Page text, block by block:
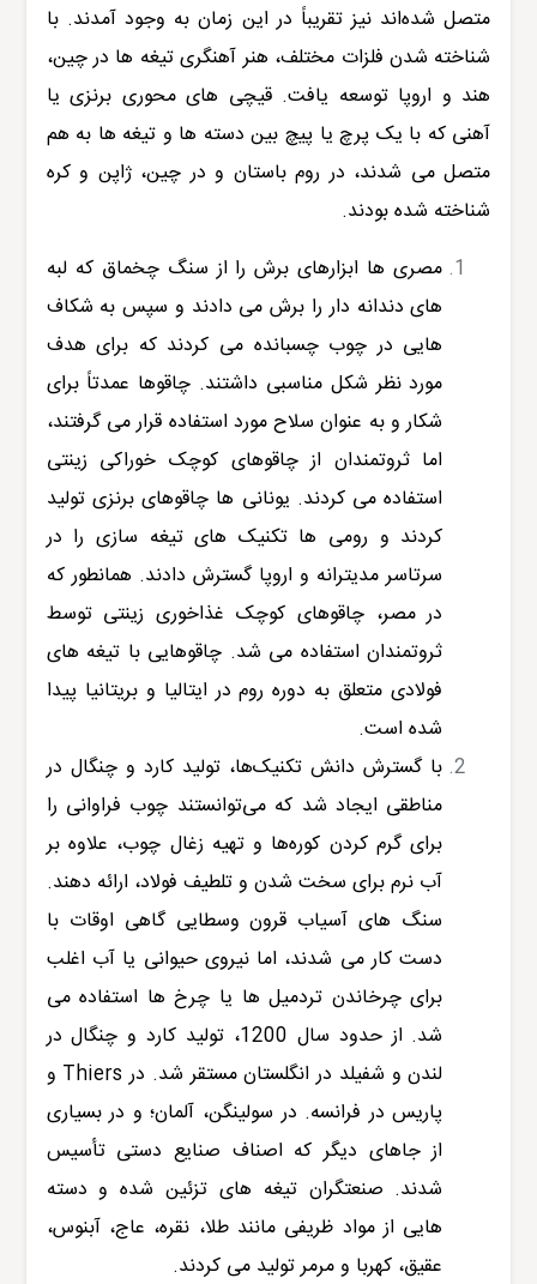
متصل شده‌اند نیز تقریباً در این زمان به وجود آمدند. با
شناخته شدن فلزات مختلف، هنر آهنگری تیغه ها در چین،
هند و اروپا توسعه یافت. قیچی های محوری برنزی یا
آهنی که با یک پرچ یا پیچ بین دسته ها و تیغه ها به هم
متصل می شدند، در روم باستان و در چین، ژاپن و کره
شناخته شده بودند.
مصری ها ابزارهای برش را از سنگ چخماق که لبه
های دندانه دار را برش می دادند و سپس به شکاف
هایی در چوب چسبانده می کردند که برای هدف
مورد نظر شکل مناسبی داشتند. چاقوها عمدتاً برای
شکار و به عنوان سلاح مورد استفاده قرار می گرفتند،
اما ثروتمندان از چاقوهای کوچک خوراکی زینتی
استفاده می کردند. یونانی ها چاقوهای برنزی تولید
کردند و رومی ها تکنیک های تیغه سازی را در
سرتاسر مدیترانه و اروپا گسترش دادند. همانطور که
در مصر، چاقوهای کوچک غذاخوری زینتی توسط
ثروتمندان استفاده می شد. چاقوهایی با تیغه های
فولادی متعلق به دوره روم در ایتالیا و بریتانیا پیدا
شده است.
با گسترش دانش تکنیک‌ها، تولید کارد و چنگال در
مناطقی ایجاد شد که می‌توانستند چوب فراوانی را
برای گرم کردن کوره‌ها و تهیه زغال چوب، علاوه بر
آب نرم برای سخت شدن و تلطیف فولاد، ارائه دهند.
سنگ های آسیاب قرون وسطایی گاهی اوقات با
دست کار می شدند، اما نیروی حیوانی یا آب اغلب
برای چرخاندن تردمیل ها یا چرخ ها استفاده می
شد. از حدود سال 1200، تولید کارد و چنگال در
لندن و شفیلد در انگلستان مستقر شد. در Thiers و
پاریس در فرانسه. در سولینگن، آلمان؛ و در بسیاری
از جاهای دیگر که اصناف صنایع دستی تأسیس
شدند. صنعتگران تیغه های تزئین شده و دسته
هایی از مواد ظریفی مانند طلا، نقره، عاج، آبنوس،
عقیق، کهربا و مرمر تولید می کردند.